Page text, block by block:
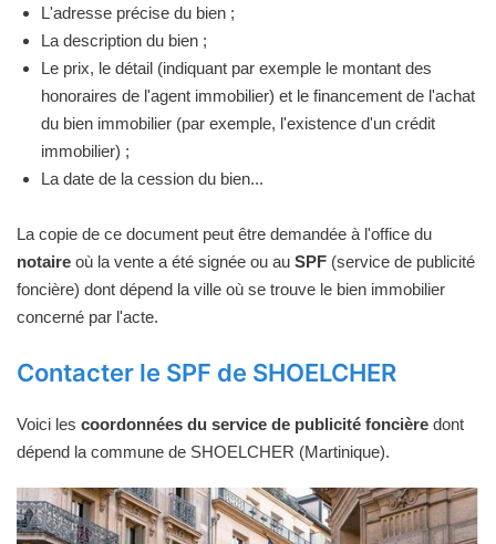
L'adresse précise du bien ;
La description du bien ;
Le prix, le détail (indiquant par exemple le montant des
honoraires de l'agent immobilier) et le financement de l'achat
du bien immobilier (par exemple, l'existence d'un crédit
immobilier) ;
La date de la cession du bien...
La copie de ce document peut être demandée à l'office du
notaire où la vente a été signée ou au SPF (service de publicité
foncière) dont dépend la ville où se trouve le bien immobilier
concerné par l'acte.
Contacter le SPF de SHOELCHER
Voici les coordonnées du service de publicité foncière dont
dépend la commune de SHOELCHER (Martinique).